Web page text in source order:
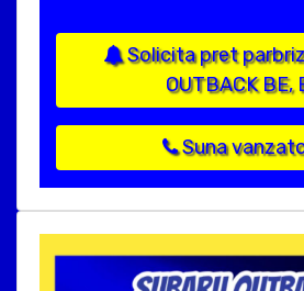
Solicita pret parbriz
OUTBACK BE,
Suna